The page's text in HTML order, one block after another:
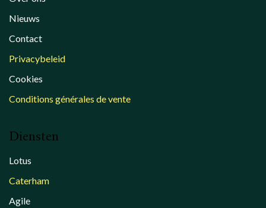
Nieuws
Contact
Privacybeleid
Cookies
Conditions générales de vente
Diensten
Lotus
Caterham
Agile